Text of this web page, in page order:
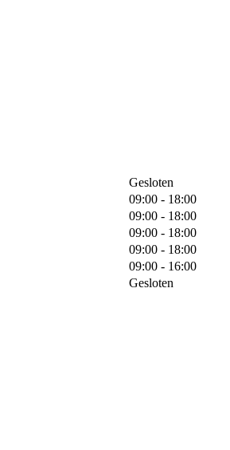
Gesloten
09:00 - 18:00
09:00 - 18:00
09:00 - 18:00
09:00 - 18:00
09:00 - 16:00
Gesloten